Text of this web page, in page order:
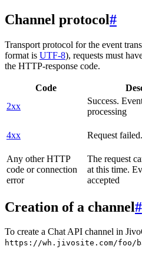
Channel protocol#
Transport protocol for the event
format is UTF-8), requests must
the HTTP-response code.
Code
2xx
Success.
processing
4xx Request
Any other HTTP
code or connection
error
The request
at this time.
accepted
Creation of a channel#
To create a Chat API channel in
https://wh.jivosite.com/foo/